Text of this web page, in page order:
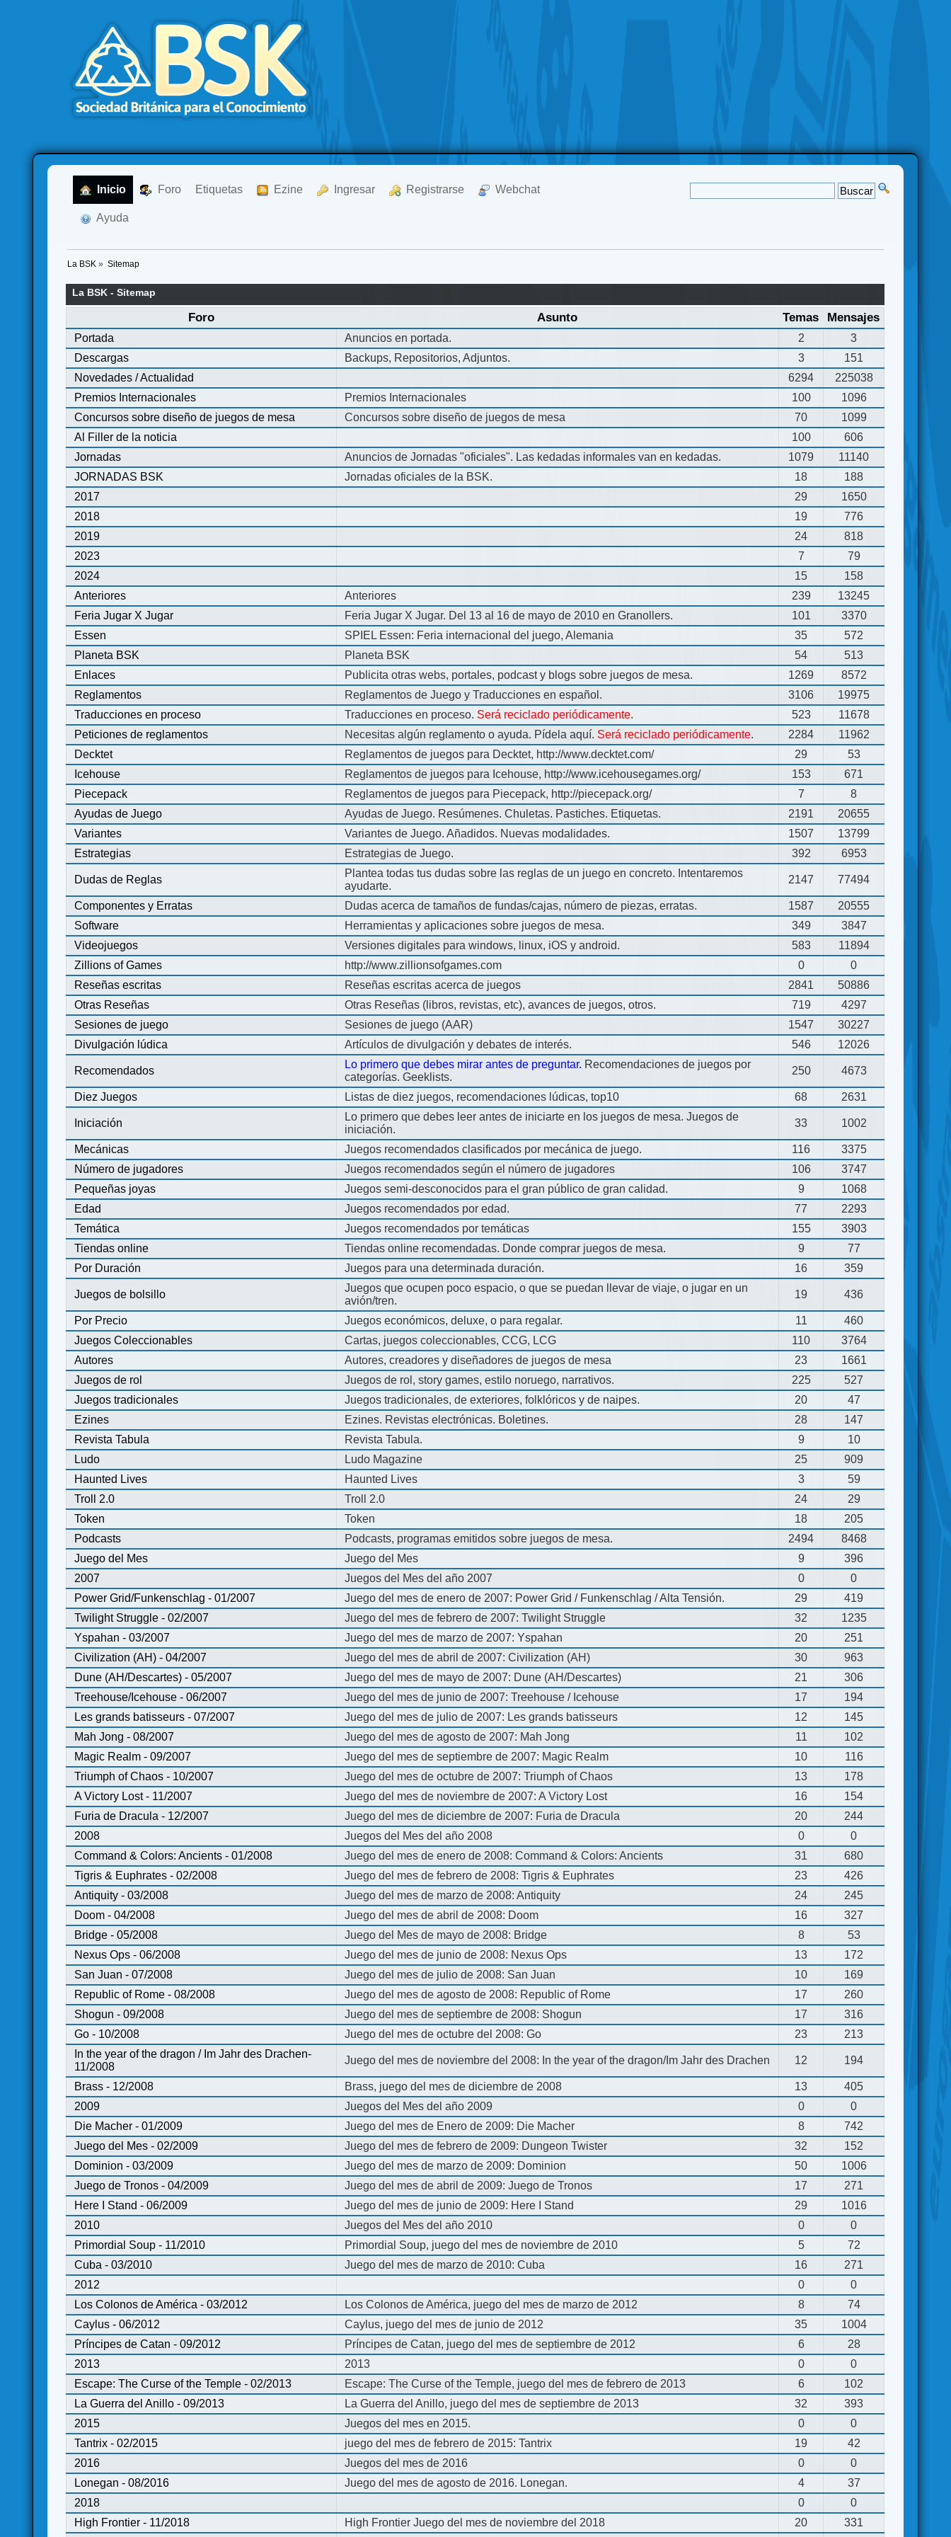
Inicio Foro Etiquetas Ezine Ingresar Registrarse Webchat
Ayuda
La BSK » Sitemap
La BSK - Sitemap
Foro Asunto Temas Mensajes
Portada Anuncios en portada. 2
3
Descargas
Backups, Repositorios, Adjuntos. 3
151
Novedades / Actualidad
6294
225038
Premios Internacionales
Premios Internacionales 100
1096
Concursos sobre diseño de juegos de mesa
Concursos sobre diseño de juegos de mesa 70
1099
Al Filler de la noticia
100
606
Jornadas
Anuncios de Jornadas "oficiales". Las kedadas informales van en kedadas. 1079
11140
JORNADAS BSK
Jornadas oficiales de la BSK. 18
188
2017
29
1650
2018
19
776
2019
24
818
2023
7
79
2024
15
158
Anteriores
Anteriores 239
13245
Feria Jugar X Jugar
Feria Jugar X Jugar. Del 13 al 16 de mayo de 2010 en Granollers. 101
3370
Essen
SPIEL Essen: Feria internacional del juego, Alemania 35
572
Planeta BSK
Planeta BSK 54
513
Enlaces
Publicita otras webs, portales, podcast y blogs sobre juegos de mesa. 1269
8572
Reglamentos
Reglamentos de Juego y Traducciones en español. 3106
19975
Traducciones en proceso
Traducciones en proceso. Será reciclado periódicamente. 523
11678
Peticiones de reglamentos
Necesitas algún reglamento o ayuda. Pídela aquí. Será reciclado periódicamente. 2284
11962
Decktet
Reglamentos de juegos para Decktet, http://www.decktet.com/ 29
53
Icehouse
Reglamentos de juegos para Icehouse, http://www.icehousegames.org/ 153
671
Piecepack
Reglamentos de juegos para Piecepack, http://piecepack.org/ 7
8
Ayudas de Juego
Ayudas de Juego. Resúmenes. Chuletas. Pastiches. Etiquetas. 2191
20655
Variantes
Variantes de Juego. Añadidos. Nuevas modalidades. 1507
13799
Estrategias
Estrategias de Juego. 392 6953
Dudas de Reglas
Plantea todas tus dudas sobre las reglas de un juego en concreto. Intentaremos
ayudarte.
2147 77494
Componentes y Erratas Dudas acerca de tamaños de fundas/cajas, número de piezas, erratas. 1587
20555
Software
Herramientas y aplicaciones sobre juegos de mesa. 349
3847
Videojuegos
Versiones digitales para windows, linux, iOS y android. 583
11894
Zillions of Games
http://www.zillionsofgames.com 0
0
Reseñas escritas
Reseñas escritas acerca de juegos 2841
50886
Otras Reseñas
Otras Reseñas (libros, revistas, etc), avances de juegos, otros. 719
4297
Sesiones de juego
Sesiones de juego (AAR) 1547
30227
Divulgación lúdica
Artículos de divulgación y debates de interés. 546 12026
Recomendados
Lo primero que debes mirar antes de preguntar. Recomendaciones de juegos por
categorías. Geeklists.
250 4673
Diez Juegos Listas de diez juegos, recomendaciones lúdicas, top10 68 2631
Iniciación
Lo primero que debes leer antes de iniciarte en los juegos de mesa. Juegos de
iniciación.
33 1002
Mecánicas Juegos recomendados clasificados por mecánica de juego. 116
3375
Número de jugadores
Juegos recomendados según el número de jugadores 106
3747
Pequeñas joyas
Juegos semi-desconocidos para el gran público de gran calidad. 9
1068
Edad
Juegos recomendados por edad. 77
2293
Temática
Juegos recomendados por temáticas 155
3903
Tiendas online
Tiendas online recomendadas. Donde comprar juegos de mesa. 9
77
Por Duración
Juegos para una determinada duración. 16 359
Juegos de bolsillo
Juegos que ocupen poco espacio, o que se puedan llevar de viaje, o jugar en un
avión/tren.
19 436
Por Precio Juegos económicos, deluxe, o para regalar. 11
460
Juegos Coleccionables
Cartas, juegos coleccionables, CCG, LCG 110
3764
Autores
Autores, creadores y diseñadores de juegos de mesa 23
1661
Juegos de rol
Juegos de rol, story games, estilo noruego, narrativos. 225
527
Juegos tradicionales
Juegos tradicionales, de exteriores, folklóricos y de naipes. 20
47
Ezines
Ezines. Revistas electrónicas. Boletines. 28
147
Revista Tabula
Revista Tabula. 9
10
Ludo
Ludo Magazine 25
909
Haunted Lives
Haunted Lives 3
59
Troll 2.0
Troll 2.0 24
29
Token
Token 18
205
Podcasts
Podcasts, programas emitidos sobre juegos de mesa. 2494
8468
Juego del Mes
Juego del Mes 9
396
2007
Juegos del Mes del año 2007 0
0
Power Grid/Funkenschlag - 01/2007
Juego del mes de enero de 2007: Power Grid / Funkenschlag / Alta Tensión. 29
419
Twilight Struggle - 02/2007
Juego del mes de febrero de 2007: Twilight Struggle 32
1235
Yspahan - 03/2007
Juego del mes de marzo de 2007: Yspahan 20
251
Civilization (AH) - 04/2007
Juego del mes de abril de 2007: Civilization (AH) 30
963
Dune (AH/Descartes) - 05/2007
Juego del mes de mayo de 2007: Dune (AH/Descartes) 21
306
Treehouse/Icehouse - 06/2007
Juego del mes de junio de 2007: Treehouse / Icehouse 17
194
Les grands batisseurs - 07/2007
Juego del mes de julio de 2007: Les grands batisseurs 12
145
Mah Jong - 08/2007
Juego del mes de agosto de 2007: Mah Jong 11
102
Magic Realm - 09/2007
Juego del mes de septiembre de 2007: Magic Realm 10
116
Triumph of Chaos - 10/2007
Juego del mes de octubre de 2007: Triumph of Chaos 13
178
A Victory Lost - 11/2007
Juego del mes de noviembre de 2007: A Victory Lost 16
154
Furia de Dracula - 12/2007
Juego del mes de diciembre de 2007: Furia de Dracula 20
244
2008
Juegos del Mes del año 2008 0
0
Command & Colors: Ancients - 01/2008
Juego del mes de enero de 2008: Command & Colors: Ancients 31
680
Tigris & Euphrates - 02/2008
Juego del mes de febrero de 2008: Tigris & Euphrates 23
426
Antiquity - 03/2008
Juego del mes de marzo de 2008: Antiquity 24
245
Doom - 04/2008
Juego del mes de abril de 2008: Doom 16
327
Bridge - 05/2008
Juego del Mes de mayo de 2008: Bridge 8
53
Nexus Ops - 06/2008
Juego del mes de junio de 2008: Nexus Ops 13
172
San Juan - 07/2008
Juego del mes de julio de 2008: San Juan 10
169
Republic of Rome - 08/2008
Juego del mes de agosto de 2008: Republic of Rome 17
260
Shogun - 09/2008
Juego del mes de septiembre de 2008: Shogun 17
316
Go - 10/2008
Juego del mes de octubre del 2008: Go 23
213
In the year of the dragon / Im Jahr des Drachen-
11/2008
Juego del mes de noviembre del 2008: In the year of the dragon/Im Jahr des Drachen 12 194
Brass - 12/2008 Brass, juego del mes de diciembre de 2008 13
405
2009
Juegos del Mes del año 2009 0
0
Die Macher - 01/2009
Juego del mes de Enero de 2009: Die Macher 8
742
Juego del Mes - 02/2009
Juego del mes de febrero de 2009: Dungeon Twister 32
152
Dominion - 03/2009
Juego del mes de marzo de 2009: Dominion 50
1006
Juego de Tronos - 04/2009
Juego del mes de abril de 2009: Juego de Tronos 17
271
Here I Stand - 06/2009
Juego del mes de junio de 2009: Here I Stand 29
1016
2010
Juegos del Mes del año 2010 0
0
Primordial Soup - 11/2010
Primordial Soup, juego del mes de noviembre de 2010 5
72
Cuba - 03/2010
Juego del mes de marzo de 2010: Cuba 16
271
2012
0
0
Los Colonos de América - 03/2012
Los Colonos de América, juego del mes de marzo de 2012 8
74
Caylus - 06/2012
Caylus, juego del mes de junio de 2012 35
1004
Príncipes de Catan - 09/2012
Príncipes de Catan, juego del mes de septiembre de 2012 6
28
2013
2013 0
0
Escape: The Curse of the Temple - 02/2013
Escape: The Curse of the Temple, juego del mes de febrero de 2013 6
102
La Guerra del Anillo - 09/2013
La Guerra del Anillo, juego del mes de septiembre de 2013 32
393
2015
Juegos del mes en 2015. 0
0
Tantrix - 02/2015
juego del mes de febrero de 2015: Tantrix 19
42
2016
Juegos del mes de 2016 0
0
Lonegan - 08/2016
Juego del mes de agosto de 2016. Lonegan. 4
37
2018
0
0
High Frontier - 11/2018
High Frontier Juego del mes de noviembre del 2018 20
331